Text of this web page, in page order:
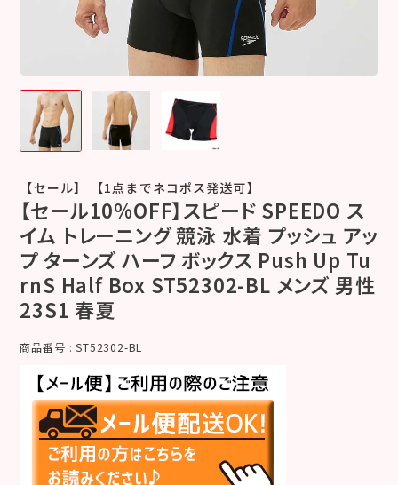
【セール】 【1点までネコポス発送可】
【セール10%OFF】スピード SPEEDO ス
イム トレーニング 競泳 水着 プッシュ アッ
プ ターンズ ハーフ ボックス Push Up Tu
rnS Half Box ST52302-BL メンズ 男性
23S1 春夏
商品番号 ST52302-BL